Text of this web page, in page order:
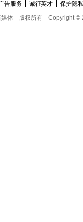
告服务 诚征英才
保护隐
媒体
版权所有 Copyright ©